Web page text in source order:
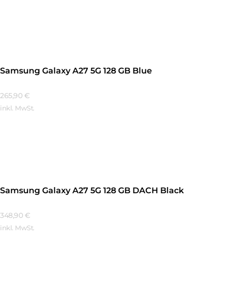
Samsung Galaxy A27 5G 128 GB Blue
265,90 €
inkl. MwSt.
Samsung Galaxy A27 5G 128 GB DACH Black
348,90 €
inkl. MwSt.